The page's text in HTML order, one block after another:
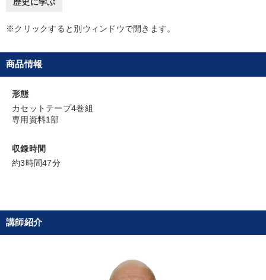
しいただけます
カテゴリー
【3月】音声・映像
「利上げ時代の最新・銀行対策」＋「不動産市況予測」＋「市場
予測と株式投資」最新刊
マーケティング
歴史・古典に学ぶ実務講話 【12月】音声・映像
「儲けの本質」を突く 【1月】音声・映像
※クリックすると別ウィンドウで開きます。
商品情報
形態
カセットテープ4巻組
専用資料1部
収録時間
約3時間47分
講師紹介